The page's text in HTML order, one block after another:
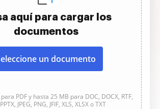
aquí para cargar los
documentos
un documento
PDF y hasta 25 MB para DOC, DOCX, RTF,
JPEG, PNG, JFIF, XLS, XLSX o TXT